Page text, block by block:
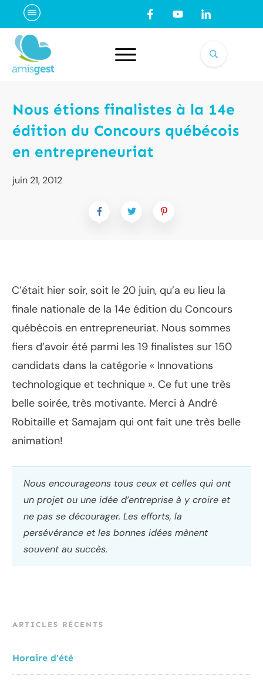
Nous étions finalistes à la 14e
édition du Concours québécois
en entrepreneuriat
juin 21, 2012
C’était hier soir, soit le 20 juin, qu’a eu lieu la
finale nationale de la 14e édition du Concours
québécois en entrepreneuriat. Nous sommes
fiers d’avoir été parmi les 19 finalistes sur 150
candidats dans la catégorie « Innovations
technologique et technique ». Ce fut une très
belle soirée, très motivante. Merci à André
Robitaille et Samajam qui ont fait une très belle
animation!
Nous encourageons tous ceux et celles qui ont
un projet ou une idée d’entreprise à y croire et
ne pas se décourager. Les efforts, la
persévérance et les bonnes idées mènent
souvent au succès.
ARTICLES RÉCENTS
Horaire d’été